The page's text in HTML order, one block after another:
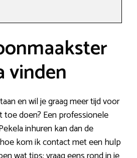
vinden
en wil je graag meer tijd voor
toe doen? Een professionele
inhuren kan dan de
kom ik contact met een hulp